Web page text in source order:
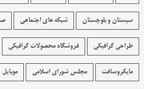
سیستان و بلوچستان شبکه های اجتماعی
طراحی گرافیکی فروشگاه محصولات گرافيکی
مایکروسافت مجلس شورای اسلامی موبایل